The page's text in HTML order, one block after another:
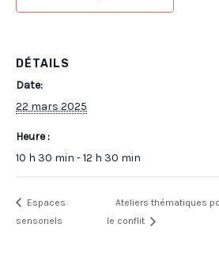
DÉTAILS
Date:
22 mars 2025
Heure :
10 h 30 min - 12 h 30 min
Espaces
sensoriels
Ateliers thématiques
le conflit